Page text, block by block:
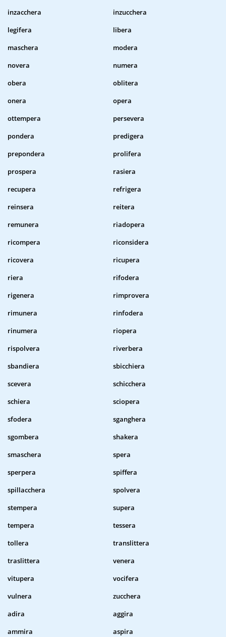
inzacchera
inzucchera
legifera
libera
maschera
modera
novera
numera
obera
oblitera
onera
opera
ottempera
persevera
pondera
predigera
prepondera
prolifera
prospera
rasiera
recupera
refrigera
reinsera
reitera
remunera
riadopera
ricompera
riconsidera
ricovera
ricupera
riera
rifodera
rigenera
rimprovera
rimunera
rinfodera
rinumera
riopera
rispolvera
riverbera
sbandiera
sbicchiera
scevera
schicchera
schiera
sciopera
sfodera
sganghera
sgombera
shakera
smaschera
spera
sperpera
spiffera
spillacchera
spolvera
stempera
supera
tempera
tessera
tollera
translittera
traslittera
venera
vitupera
vocifera
vulnera
zucchera
adira
aggira
ammira
aspira